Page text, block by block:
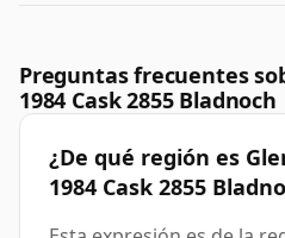
Preguntas frecuentes
1984 Cask 2855 Bladnoch
¿De qué región es
1984 Cask 2855